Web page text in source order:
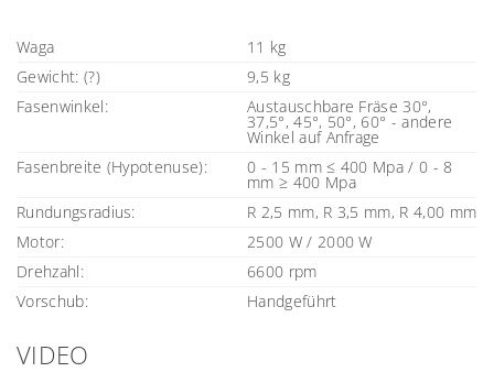
Waga
11 kg
Gewicht: (?)
9,5 kg
Fasenwinkel:
Austauschbare Fräse 30°,
37,5°, 45°, 50°, 60° - andere
Winkel auf Anfrage
Fasenbreite (Hypotenuse):
0 - 15 mm ≤ 400 Mpa / 0 - 8
mm ≥ 400 Mpa
Rundungsradius:
R 2,5 mm, R 3,5 mm, R 4,00 mm
Motor:
2500 W / 2000 W
Drehzahl:
6600 rpm
Vorschub:
Handgeführt
VIDEO